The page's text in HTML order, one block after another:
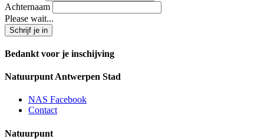
Achternaam
Please wait...
Bedankt voor je inschijving
Natuurpunt Antwerpen Stad
NAS Facebook
Contact
Natuurpunt